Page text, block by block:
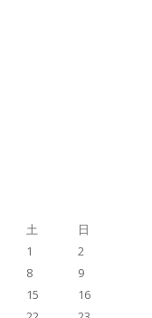
土
日
1
2
8
9
15
16